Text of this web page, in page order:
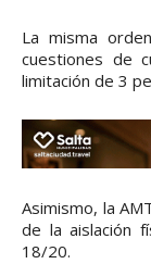
La misma
cuestiones de
limitación de 3
Asimismo, la
de la aislación
18/20.